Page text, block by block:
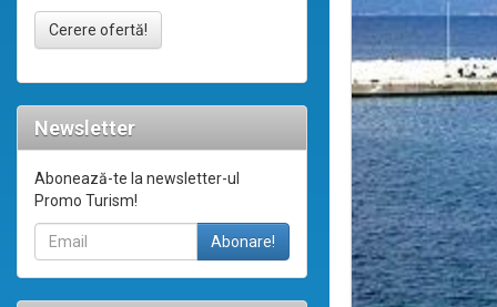
Cerere ofertă!
Newsletter
Abonează-te la newsletter-ul
Promo Turism!